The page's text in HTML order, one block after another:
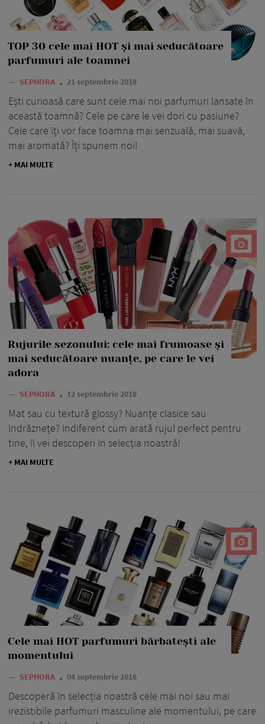
TOP 30 cele mai HOT și mai seducătoare
parfumuri ale toamnei
— SEPHORA 21 septembrie 2018
Ești curioasă care sunt cele mai noi parfumuri lansate în
această toamnă? Cele pe care le vei dori cu pasiune?
Cele care îți vor face toamna mai senzuală, mai suavă,
mai aromată? Îți spunem noi!
+ MAI MULTE
Rujurile sezonului: cele mai frumoase și
mai seducătoare nuanțe, pe care le vei
adora
— SEPHORA 12 septembrie 2018
Mat sau cu textură glossy? Nuanțe clasice sau
îndrăznețe? Indiferent cum arată rujul perfect pentru
tine, îl vei descoperi în selecția noastră!
+ MAI MULTE
Cele mai HOT parfumuri bărbatești ale
momentului
— SEPHORA 04 septembrie 2018
Descoperă în selecția noastră cele mai noi sau mai
irezistibile parfumuri masculine ale momentului, pe care